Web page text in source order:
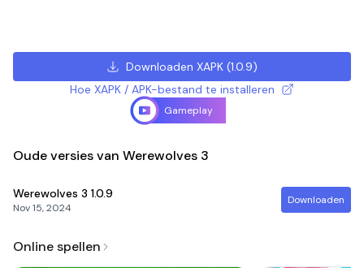
Downloaden XAPK(1.0.9)
Hoe XAPK / APK-bestand te installeren
Gameplay
Oude versies van Werewolves 3
Werewolves 3 1.0.9
Nov 15, 2024
Downloaden
Online spellen